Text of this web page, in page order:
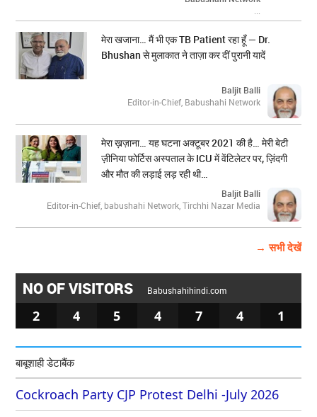
...
मेरा खजाना… मैं भी एक TB Patient रहा हूँ — Dr.
Bhushan से मुलाकात ने ताज़ा कर दीं पुरानी यादें
Baljit Balli
Editor-in-Chief, Babushahi Network
मेरा ख़ज़ाना… यह घटना अक्टूबर 2021 की है… मेरी बेटी
ज़ीनिया फोर्टिस अस्पताल के ICU में वेंटिलेटर पर, ज़िंदगी
और मौत की लड़ाई लड़ रही थी…
Baljit Balli
Editor-in-Chief, babushahi Network, Tirchhi Nazar Media
→ सभी देखें
NO OF VISITORS Babushahihindi.com
2 4 5 4 7 4 1
बाबूशाही डेटाबैंक
Cockroach Party CJP Protest Delhi -July 2026